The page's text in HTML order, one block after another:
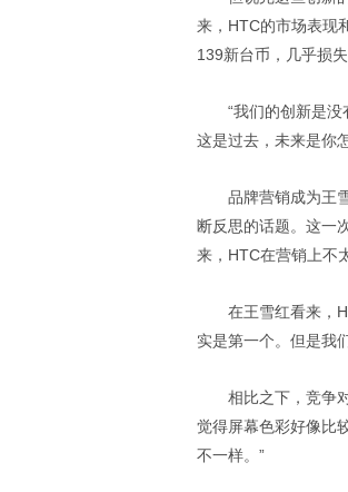
来，HTC的市场表现
139新台币，几乎损
“我们的创新是
这是过去，未来是你
品牌营销成为王
断反思的话题。这一
来，HTC在营销上不
在王雪红看来，
实是第一个。但是我
相比之下，竞争
觉得屏幕色彩好像比
不一样。”